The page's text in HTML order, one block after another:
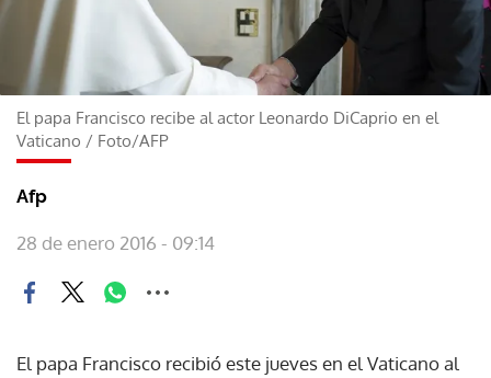
El papa Francisco recibe al actor Leonardo DiCaprio en el
Vaticano / Foto/AFP
Afp
28 de enero 2016 - 09:14
El papa Francisco recibió este jueves en el Vaticano al